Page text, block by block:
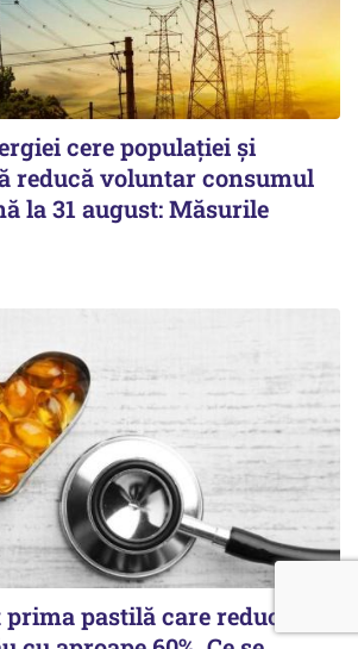
cere populației și
reducă voluntar consumul
la 31 august: Măsurile
pastilă care reduce